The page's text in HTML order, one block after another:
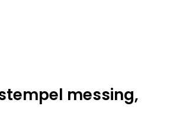
messing,